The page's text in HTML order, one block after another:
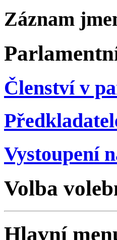
Záznam
Členství v
Vystoupení
Volba
Hlavní